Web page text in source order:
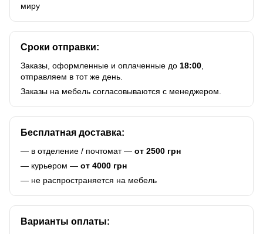
миру
Сроки отправки:
Заказы, оформленные и оплаченные до 18:00
отправляем в тот же день.
Заказы на мебель согласовываются с менеджером.
Бесплатная доставка:
— в отделение / почтомат — от 2500 грн
— курьером — от 4000 грн
— не распространяется на мебель
Варианты оплаты: